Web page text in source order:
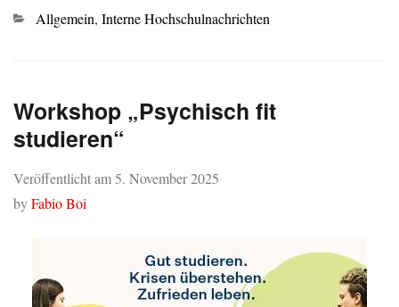
Kategorien
Allgemein, Interne Hochschulnachrichten
Workshop „Psychisch fit
studieren“
Veröffentlicht am5. November 2025
byFabio Boi